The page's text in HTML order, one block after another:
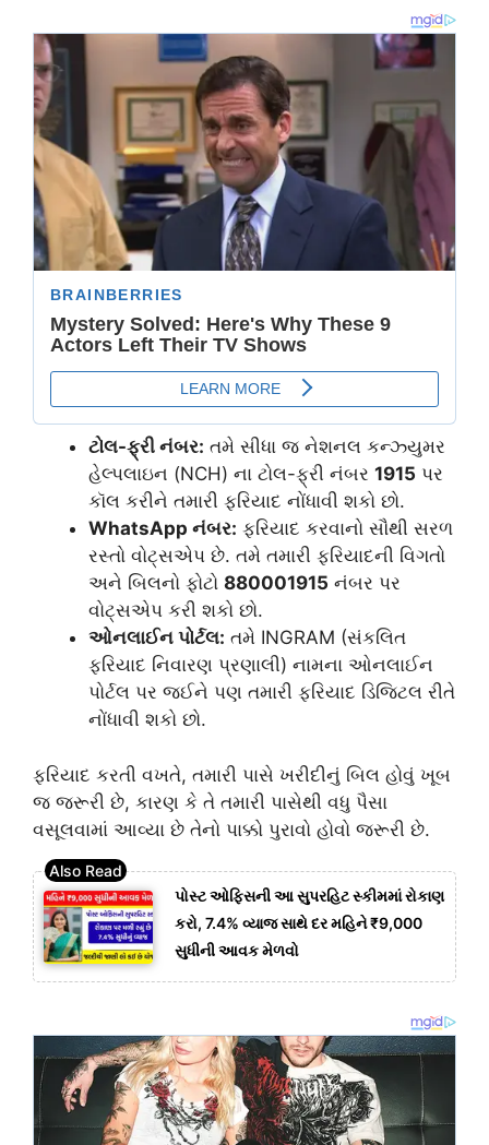
ટોલ-ફ્રી નંબર: તમે સીધા જ નેશનલ કન્ઝ્યુમર
હેલ્પલાઇન (NCH) ના ટોલ-ફ્રી નંબર 1915 પર
કૉલ કરીને તમારી ફરિયાદ નોંધાવી શકો છો.
WhatsApp નંબર: ફરિયાદ કરવાનો સૌથી સરળ
રસ્તો વોટ્સએપ છે. તમે તમારી ફરિયાદની વિગતો
અને બિલનો ફોટો 880001915 નંબર પર
વોટ્સએપ કરી શકો છો.
ઓનલાઈન પોર્ટલ: તમે INGRAM (સંકલિત
ફરિયાદ નિવારણ પ્રણાલી) નામના ઓનલાઈન
પોર્ટલ પર જઈને પણ તમારી ફરિયાદ ડિજિટલ રીતે
નોંધાવી શકો છો.
ફરિયાદ કરતી વખતે, તમારી પાસે ખરીદીનું બિલ હોવું ખૂબ
જ જરૂરી છે, કારણ કે તે તમારી પાસેથી વધુ પૈસા
વસૂલવામાં આવ્યા છે તેનો પાક્કો પુરાવો હોવો જરૂરી છે.
પોસ્ટ ઓફિસની આ સુપરહિટ સ્કીમમાં રોકાણ
કરો, 7.4% વ્યાજ સાથે દર મહિને ₹9,000
સુધીની આવક મેળવો